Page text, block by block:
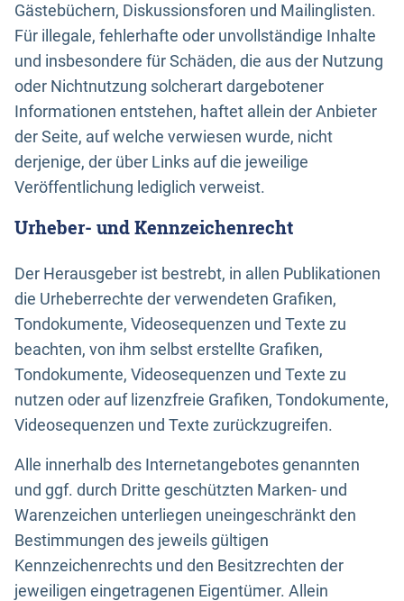
Gästebüchern, Diskussionsforen und Mailinglisten.
Für illegale, fehlerhafte oder unvollständige Inhalte
und insbesondere für Schäden, die aus der Nutzung
oder Nichtnutzung solcherart dargebotener
Informationen entstehen, haftet allein der Anbieter
der Seite, auf welche verwiesen wurde, nicht
derjenige, der über Links auf die jeweilige
Veröffentlichung lediglich verweist.
Urheber- und Kennzeichenrecht
Der Herausgeber ist bestrebt, in allen Publikationen
die Urheberrechte der verwendeten Grafiken,
Tondokumente, Videosequenzen und Texte zu
beachten, von ihm selbst erstellte Grafiken,
Tondokumente, Videosequenzen und Texte zu
nutzen oder auf lizenzfreie Grafiken, Tondokumente,
Videosequenzen und Texte zurückzugreifen.
Alle innerhalb des Internetangebotes genannten
und ggf. durch Dritte geschützten Marken- und
Warenzeichen unterliegen uneingeschränkt den
Bestimmungen des jeweils gültigen
Kennzeichenrechts und den Besitzrechten der
jeweiligen eingetragenen Eigentümer. Allein